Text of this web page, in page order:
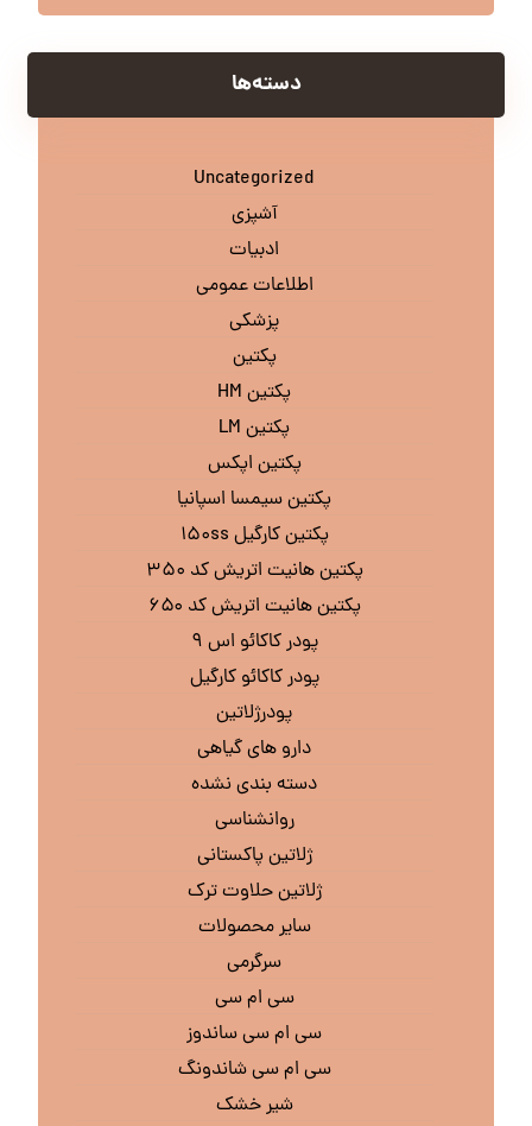
دسته‌ها
Uncategorized
آشپزی
ادبیات
اطلاعات عمومی
پزشکی
پکتین
پکتین HM
پکتین LM
پکتین اپکس
پکتین سیمسا اسپانیا
پکتین کارگیل ۱۵۰ss
پکتین هانیت اتریش کد ۳۵۰
پکتین هانیت اتریش کد ۶۵۰
پودر کاکائو اس ۹
پودر کاکائو کارگیل
پودرژلاتین
دارو های گیاهی
دسته بندی نشده
روانشناسی
ژلاتین پاکستانی
ژلاتین حلاوت ترک
سایر محصولات
سرگرمی
سی ام سی
سی ام سی ساندوز
سی ام سی شاندونگ
شیر خشک